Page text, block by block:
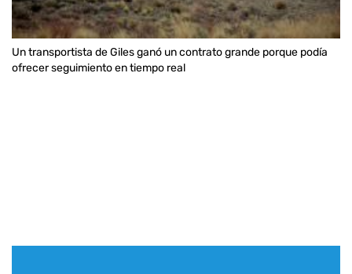
Un transportista de Giles ganó un contrato grande porque podía
ofrecer seguimiento en tiempo real